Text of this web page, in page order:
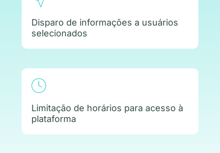
Disparo de informações a usuários
selecionados
Limitação de horários para acesso à
plataforma